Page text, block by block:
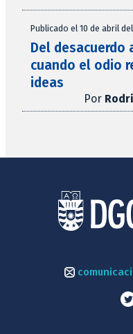
Publicado el 10 de abril
Del desacuerdo
cuando el odio
ideas
Por